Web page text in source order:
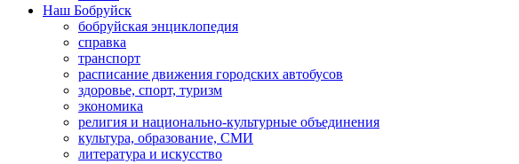
Наш Бобруйск
бобруйская энциклопедия
справка
транспорт
расписание движения городских автобусов
здоровье, спорт, туризм
экономика
религия и национально-культурные объединения
культура, образование, СМИ
литература и искусство